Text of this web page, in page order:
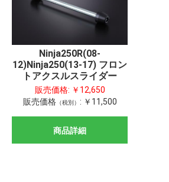
Ninja250R(08-
12)Ninja250(13-17) フロン
トアクスルスライダー
販売価格: ￥12,650
販売価格（税別） : ￥11,500
商品詳細